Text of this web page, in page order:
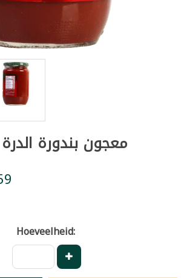
معجون بندورة الدرة
Hoeveelheid: